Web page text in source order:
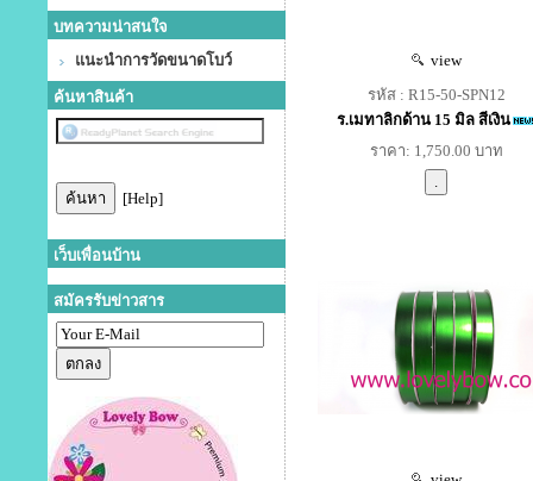
บทความน่าสนใจ
แนะนำการวัดขนาดโบว์
ค้นหาสินค้า
[Help]
เว็บเพื่อนบ้าน
สมัครรับข่าวสาร
view
รหัส : R15-50-SPN12
ร.เมทาลิกด้าน 15 มิล สีเงิน
ราคา: 1,750.00 บาท